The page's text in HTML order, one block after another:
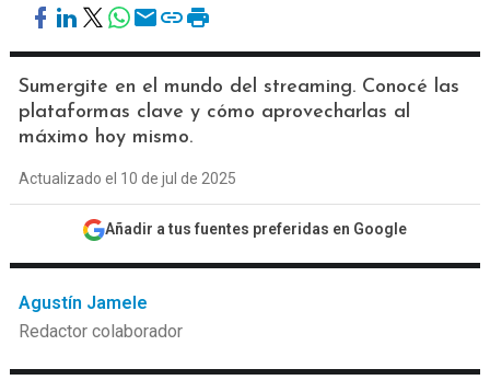
Sumergite en el mundo del streaming. Conocé las
plataformas clave y cómo aprovecharlas al
máximo hoy mismo.
Actualizado el 10 de jul de 2025
Añadir a tus fuentes preferidas en Google
Agustín Jamele
Redactor colaborador